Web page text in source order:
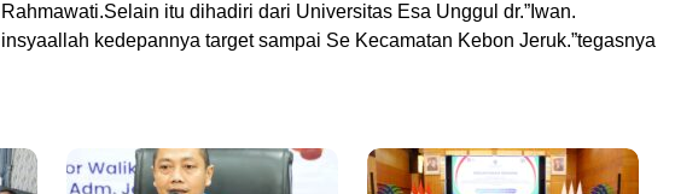
Rahmawati.Selain itu dihadiri dari Universitas Esa Unggul dr.”Iwan.
insyaallah kedepannya target sampai Se Kecamatan Kebon Jeruk.”tegasnya